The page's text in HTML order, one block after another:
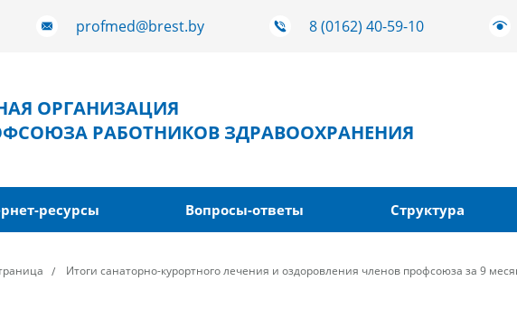
profmed@brest.by 8 (0162) 40-59-10
ОРГАНИЗАЦИЯ
РАБОТНИКОВ ЗДРАВООХРАНЕНИЯ
ресурсы Вопросы-ответы Структура
Итоги санаторно-курортного лечения и оздоровления членов профсоюза за 9